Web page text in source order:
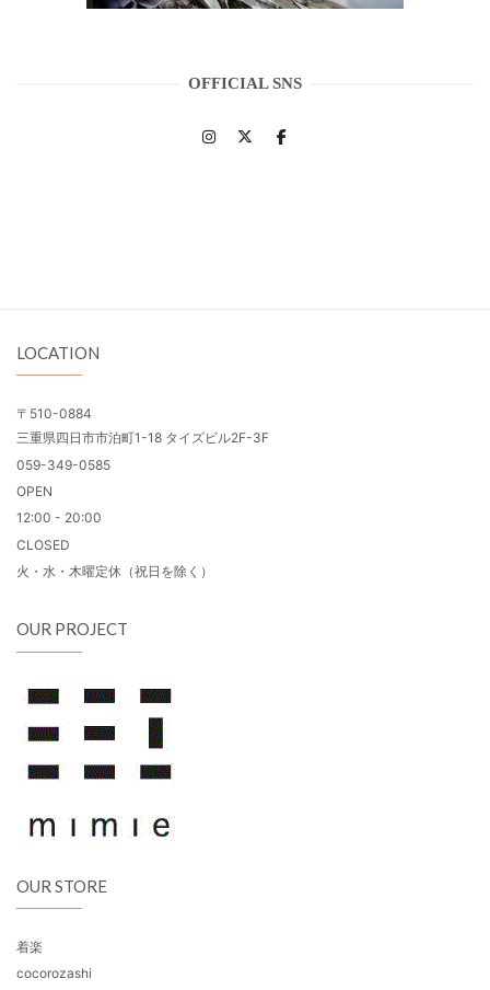
OFFICIAL SNS
LOCATION
〒510-0884
三重県四日市市泊町1-18 タイズビル2F-3F
059-349-0585
OPEN
12:00 - 20:00
CLOSED
火・水・木曜定休（祝日を除く）
OUR PROJECT
OUR STORE
着楽
cocorozashi